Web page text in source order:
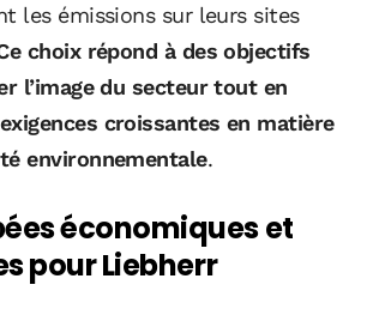
les émissions sur leurs sites
choix répond à des objectifs
l’image du secteur tout en
croissantes en matière
environnementale.
économiques et
pour Liebherr